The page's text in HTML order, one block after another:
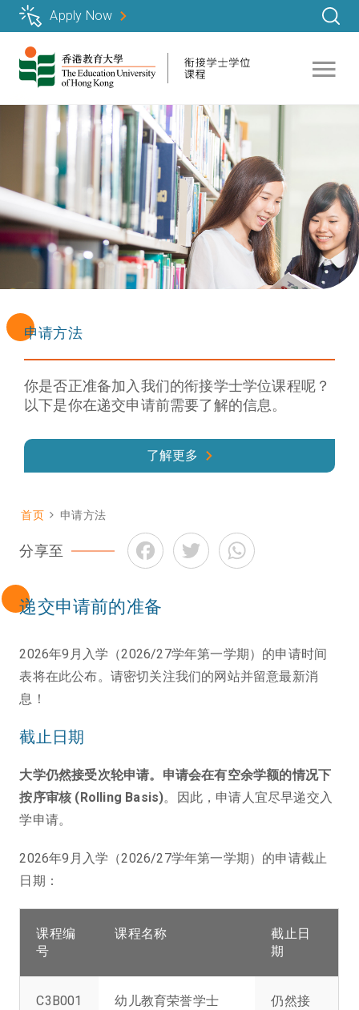
Apply Now
申请方法
你是否正准备加入我们的衔接学士学位课程呢？
以下是你在递交申请前需要了解的信息。
了解更多
面
包
首页 申请方法
分享至 FacebookTwitter
递交申请前的准备
2026年9月入学（2026/27学年第一学期）的申请时间
表将在此公布。请密切关注我们的网站并留意最新消
息！
截止日期
大学仍然接受次轮申请。申请会在有空余学额的情况下
按序审核 (Rolling Basis)。因此，申请人宜尽早递交入
学申请。
2026年9月入学（2026/27学年第一学期）的申请截止
日期：
课程编
号
课程名称
截止日
期
C3B001
幼儿教育荣誉学士
仍然接